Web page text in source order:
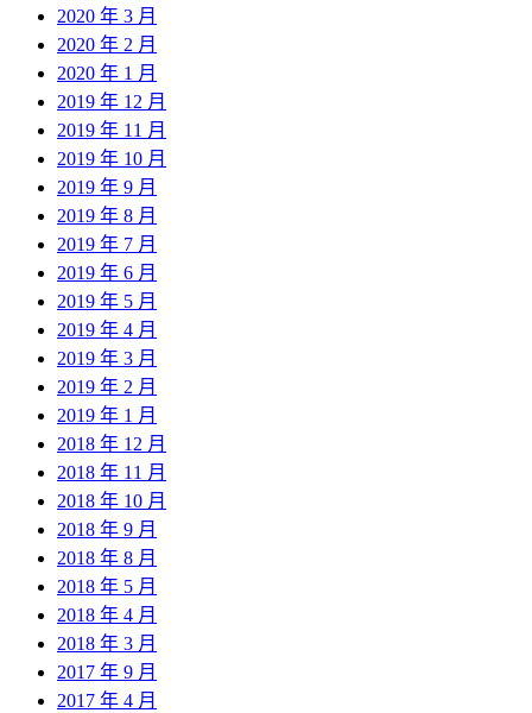
2020 年 3 月
2020 年 2 月
2020 年 1 月
2019 年 12 月
2019 年 11 月
2019 年 10 月
2019 年 9 月
2019 年 8 月
2019 年 7 月
2019 年 6 月
2019 年 5 月
2019 年 4 月
2019 年 3 月
2019 年 2 月
2019 年 1 月
2018 年 12 月
2018 年 11 月
2018 年 10 月
2018 年 9 月
2018 年 8 月
2018 年 5 月
2018 年 4 月
2018 年 3 月
2017 年 9 月
2017 年 4 月